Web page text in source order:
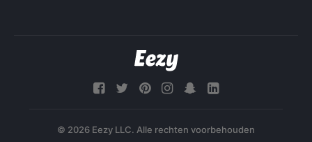
© 2026 Eezy LLC. Alle rechten voorbehouden